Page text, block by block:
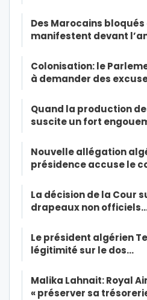
Des Marocains bloqués
manifestent devant
Colonisation: le
à demander des
Quand la production
suscite un fort
Nouvelle allégation
présidence accuse le
La décision de la Cour
drapeaux non
Le président algérien
légitimité sur le dos…
Malika Lahnait: Royal
« préserver sa